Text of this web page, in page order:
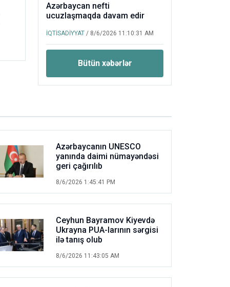
Azərbaycan nefti
ucuzlaşmaqda davam edir
İQTİSADİYYAT / 8/6/2026 11:10:31 AM
Bütün xəbərlər
Azərbaycanın UNESCO
yanında daimi nümayəndəsi
geri çağırılıb
8/6/2026 1:45:41 PM
Ceyhun Bayramov Kiyevdə
Ukrayna PUA-larının sərgisi
ilə tanış olub
8/6/2026 11:43:05 AM